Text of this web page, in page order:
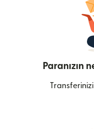
Paranızın